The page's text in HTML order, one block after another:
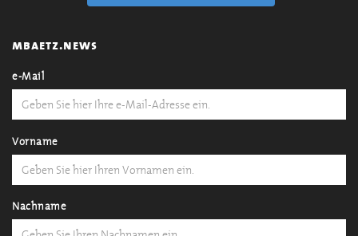
mbaetz.news
e-Mail
Vorname
Nachname